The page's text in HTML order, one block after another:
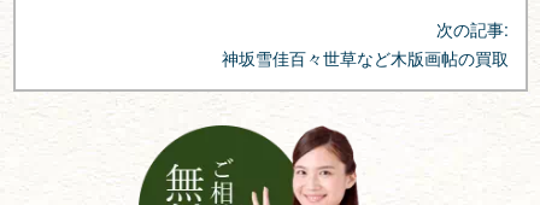
シ
次の記事:
神坂雪佳百々世草など木版画帖の買取